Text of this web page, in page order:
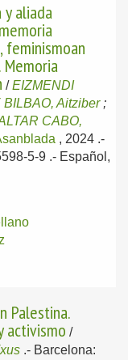
y aliada
feminismoan
/EIZMENDI
Aitziber;
CABO,
, 2024 .-
5-9 .- Español,
Palestina.
activismo /
.- Barcelona: